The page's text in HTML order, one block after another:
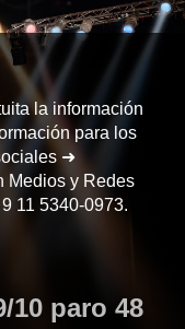
la información
para los
➜
Medios y Redes
11 5340-0973.
10 paro 48